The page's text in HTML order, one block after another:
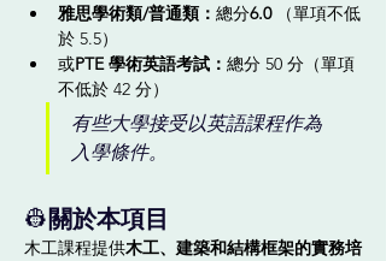
雅思學術類/普通類： 總分6.0 （單項不低
於 5.5）
或PTE 學術英語考試： 總分 50 分（單項
不低於 42 分）
有些大學接受以英語課程作為
入學條件。
👷關於本項目
木工課程提供木工、建築和結構框架的實務培